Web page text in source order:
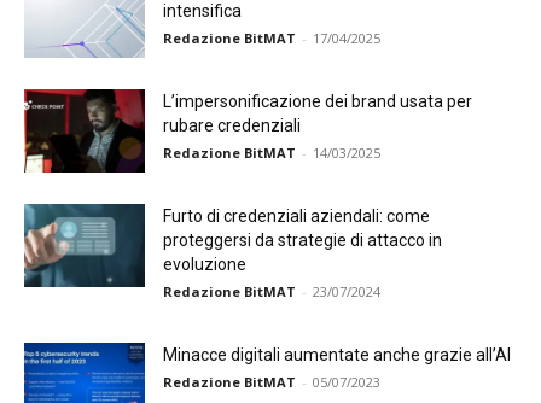
intensifica
Redazione BitMAT - 17/04/2025
L’impersonificazione dei brand usata per
rubare credenziali
Redazione BitMAT - 14/03/2025
Furto di credenziali aziendali: come
proteggersi da strategie di attacco in
evoluzione
Redazione BitMAT - 23/07/2024
Minacce digitali aumentate anche grazie all’AI
Redazione BitMAT - 05/07/2023